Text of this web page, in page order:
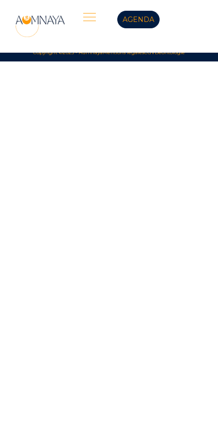
AGENDA
Copyright ©2025 - AumnayaMentions légalesCGVDéontologie